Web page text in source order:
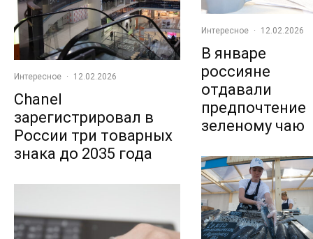
Интересное · 12.02.2026
Chanel
зарегистрировал в
России три товарных
знака до 2035 года
Интересное · 12.02.2026
В январе
россияне
отдавали
предпочтение
зеленому чаю